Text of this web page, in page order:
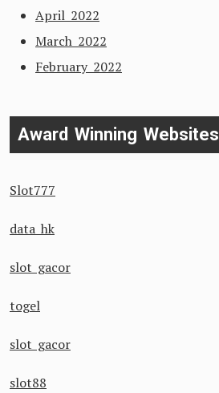
April 2022
March 2022
February 2022
Award Winning Websites
Slot777
data hk
slot gacor
togel
slot gacor
slot88